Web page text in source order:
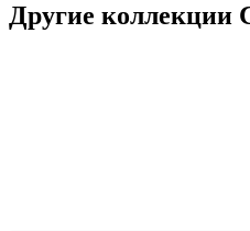
Другие коллекции